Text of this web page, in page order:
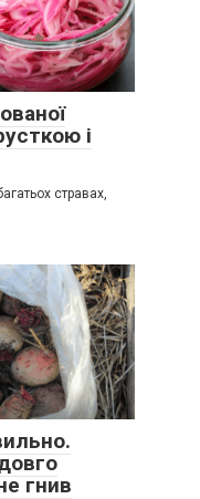
і
стравах,
гнив